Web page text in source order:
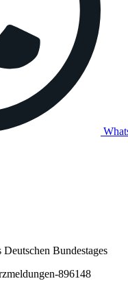
Bundestages
896148